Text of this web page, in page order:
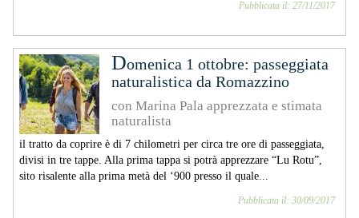
Pubblicata il: 27/11/2017
domenica 1 ottobre: passeggiata
naturalistica da Romazzino
con Marina Pala apprezzata e stimata
naturalista
il tratto da coprire è di 7 chilometri per circa tre ore di passeggiata,
divisi in tre tappe. Alla prima tappa si potrà apprezzare “Lu Rotu”,
sito risalente alla prima metà del ‘900 presso il quale...
Pubblicata il: 30/09/2017